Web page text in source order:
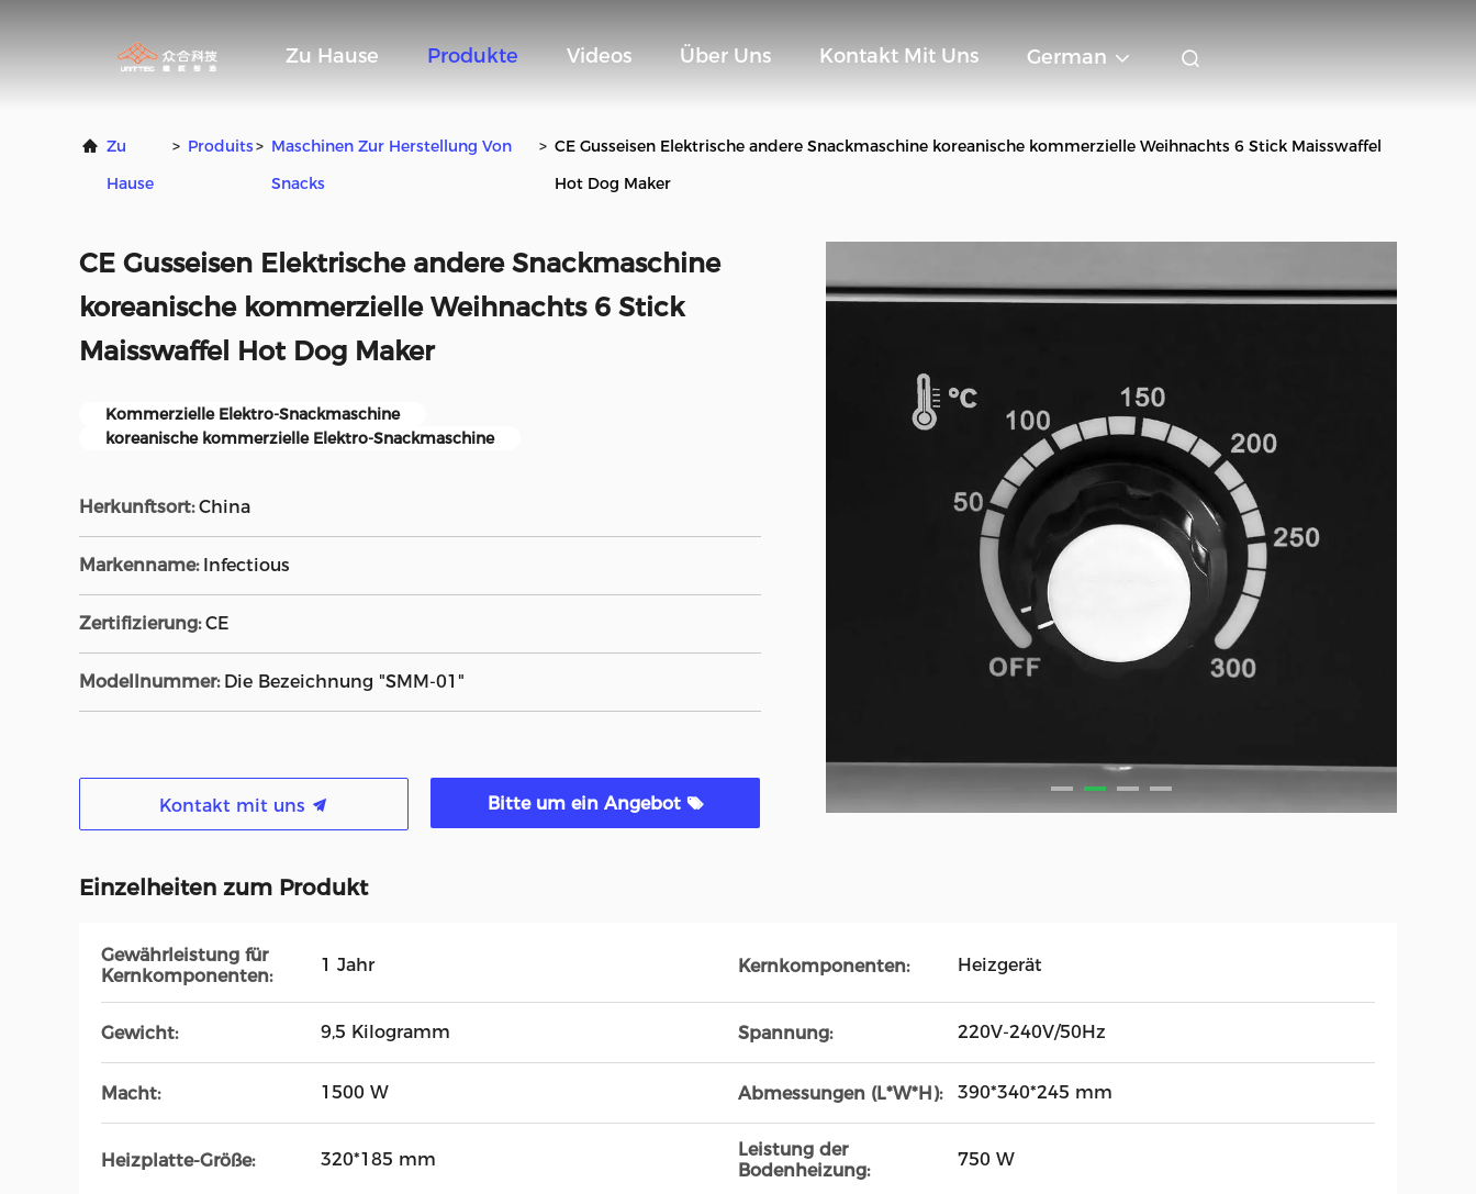
Zu Hause Produkte Videos Über Uns Kontakt Mit Uns German
Zu
Hause
> Produits> Maschinen Zur Herstellung Von
Snacks
> CE Gusseisen Elektrische andere Snackmaschine koreanische kommerzielle Weihnachts 6 Stick Maisswaffel
Hot Dog Maker
CE Gusseisen Elektrische andere Snackmaschine
koreanische kommerzielle Weihnachts 6 Stick
Maisswaffel Hot Dog Maker
Kommerzielle Elektro-Snackmaschine
koreanische kommerzielle Elektro-Snackmaschine
Herkunftsort: China
Markenname: Infectious
Zertifizierung: CE
Modellnummer: Die Bezeichnung "SMM-01"
Kontakt mit uns Bitte um ein Angebot
Einzelheiten zum Produkt
Gewährleistung für
Kernkomponenten:
1 Jahr Kernkomponenten: Heizgerät
Gewicht: 9,5 Kilogramm Spannung: 220V-240V/50Hz
Macht: 1500 W Abmessungen (L*W*H): 390*340*245 mm
Heizplatte-Größe: 320*185 mm
Leistung der
Bodenheizung:
750 W